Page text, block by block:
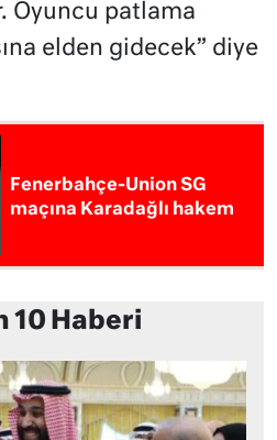
Oyuncu patlama
elden gidecek” diye
Fenerbahçe-Union SG
maçına Karadağlı hakem
10 Haberi